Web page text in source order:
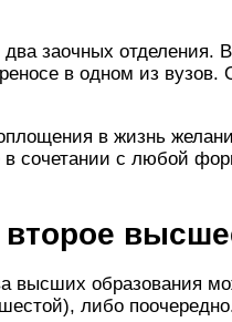
заочных отделения.
в одном из
в жизнь
в сочетании с любой
второе
высших образования
либо